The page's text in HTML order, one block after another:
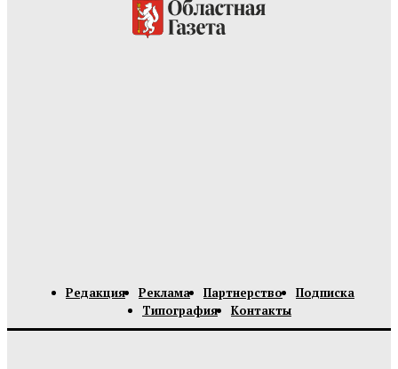
Редакция Реклама Партнерство
Подписка
Типография
Контакты